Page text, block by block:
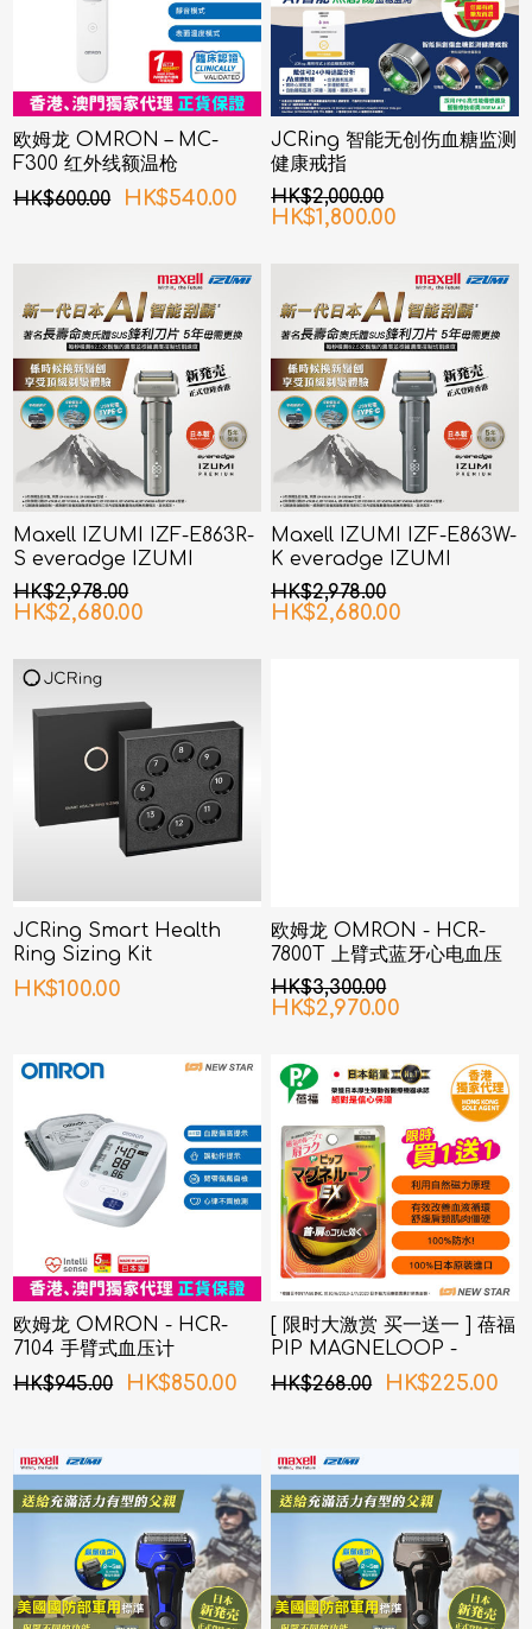
欧姆龙 OMRON – MC-
F300 红外线额温枪
HK$600.00
HK$540.00
JCRing 智能无创伤血糖监测
健康戒指
HK$2,000.00
HK$1,800.00
Maxell IZUMI IZF-E863R-
S everadge IZUMI
Premium 系列 6刀片AI智能
感应技术电动刮胡刀 (银色)
HK$2,978.00
HK$2,680.00
Maxell IZUMI IZF-E863W-
K everadge IZUMI
Premium 系列 6刀片AI智能
感应技术电动刮胡刀 (黑镍色)
HK$2,978.00
HK$2,680.00
JCRing Smart Health
Ring Sizing Kit
HK$100.00
欧姆龙 OMRON - HCR-
7800T 上臂式蓝牙心电血压
计
HK$3,300.00
HK$2,970.00
欧姆龙 OMRON - HCR-
7104 手臂式血压计
HK$945.00
HK$850.00
[ 限时大激赏 买一送一 ] 蓓福
PIP MAGNELOOP -
PML157 日本健康磁性镇痛
颈环 EX (加强版）黑色
HK$268.00 HK$225.00